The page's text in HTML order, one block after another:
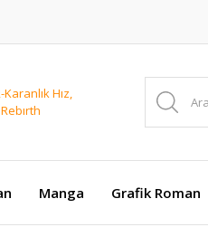
Manga Grafik Roman